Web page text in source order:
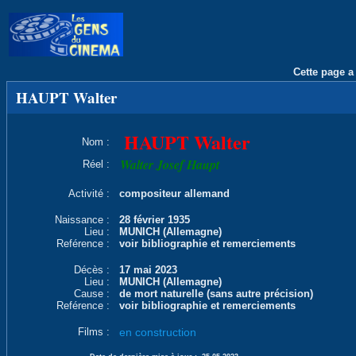
Cette page
HAUPT Walter
Nom : HAUPT Walter
Réel : Walter Josef Haupt
Activité : compositeur allemand
Naissance :
28 février 1935
Lieu :
MUNICH (Allemagne)
Reférence :
voir bibliographie et remerciements
Décès :
17 mai 2023
Lieu :
MUNICH (Allemagne)
Cause :
de mort naturelle (sans autre précision)
Reférence :
voir bibliographie et remerciements
Films : en construction